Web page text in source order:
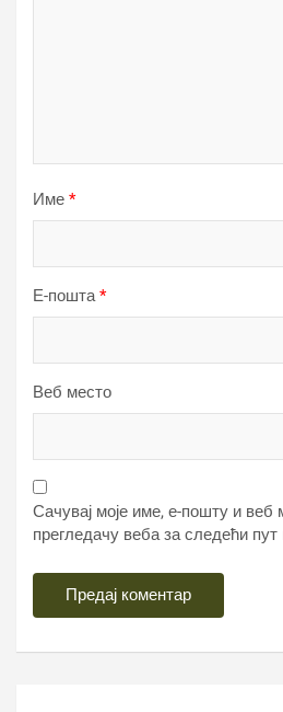
Име *
Е-пошта*
Веб место
Сачувај моје име, е-пошту и веб
прегледачу веба за следећи